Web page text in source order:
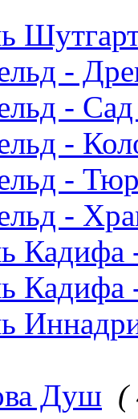
-
-
-
-
-
Душ (